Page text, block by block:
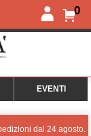
0
EVENTI
dal 24 agosto.